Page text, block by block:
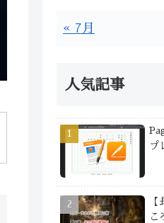
« 7月
人気記事
プ
こ